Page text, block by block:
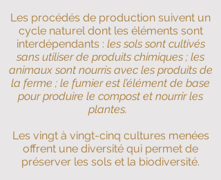
Les procédés de production suivent un
cycle naturel dont les éléments sont
interdépendants : les sols sont cultivés
sans utiliser de produits chimiques ; les
animaux sont nourris avec les produits de
la ferme ; le fumier est l’élément de base
pour produire le compost et nourrir les
plantes.
Les vingt à vingt-cinq cultures menées
offrent une diversité qui permet de
préserver les sols et la biodiversité.